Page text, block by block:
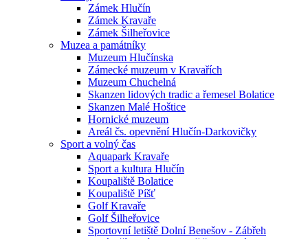
Zámek Hlučín
Zámek Kravaře
Zámek Šilheřovice
Muzea a památníky
Muzeum Hlučínska
Zámecké muzeum v Kravařích
Muzeum Chuchelná
Skanzen lidových tradic a řemesel Bolatice
Skanzen Malé Hoštice
Hornické muzeum
Areál čs. opevnění Hlučín-Darkovičky
Sport a volný čas
Aquapark Kravaře
Sport a kultura Hlučín
Koupaliště Bolatice
Koupaliště Píšť
Golf Kravaře
Golf Šilheřovice
Sportovní letiště Dolní Benešov - Zábřeh